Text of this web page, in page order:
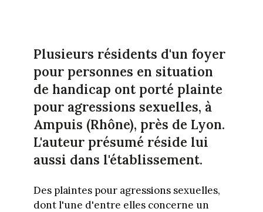
Plusieurs résidents d'un foyer
pour personnes en situation
de handicap ont porté plainte
pour agressions sexuelles, à
Ampuis (Rhône), près de Lyon.
L'auteur présumé réside lui
aussi dans l'établissement.
Des plaintes pour agressions sexuelles,
dont l'une d'entre elles concerne un